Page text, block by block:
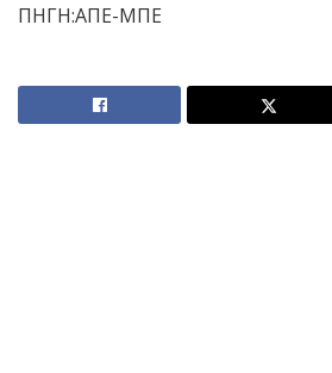
ΠΗΓΗ:ΑΠΕ-ΜΠΕ